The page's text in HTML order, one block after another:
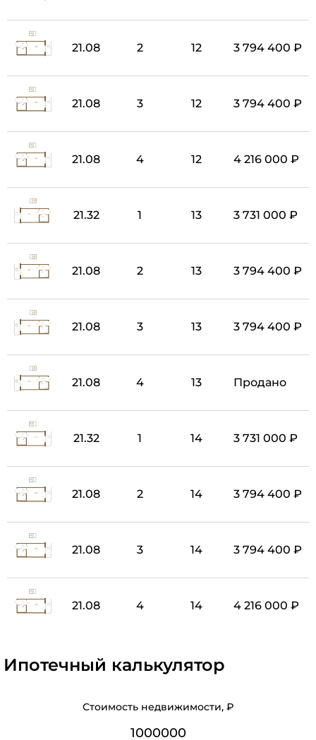
21.08 2 12 3 794 400 ₽
21.08 3 12 3 794 400 ₽
21.08 4 12 4 216 000 ₽
21.32 1 13 3 731 000 ₽
21.08 2 13 3 794 400 ₽
21.08 3 13 3 794 400 ₽
21.08 4 13 Продано
21.32 1 14 3 731 000 ₽
21.08 2 14 3 794 400 ₽
21.08 3 14 3 794 400 ₽
21.08 4 14 4 216 000 ₽
Ипотечный калькулятор
Стоимость недвижимости, ₽